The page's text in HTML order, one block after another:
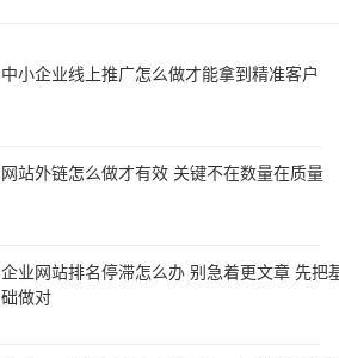
中小企业线上推广怎么做才能拿到精准客户
网站外链怎么做才有效 关键不在数量在质量
企业网站排名停滞怎么办 别急着更文章 先把
础做对